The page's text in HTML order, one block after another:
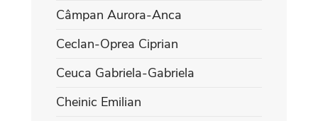
Câmpan Aurora-Anca
Ceclan-Oprea Ciprian
Ceuca Gabriela-Gabriela
Cheinic Emilian